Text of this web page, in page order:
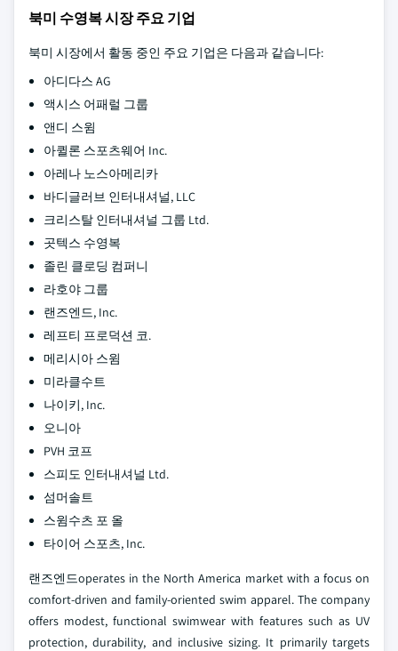
북미 수영복 시장 주요 기업
북미 시장에서 활동 중인 주요 기업은 다음과 같습니다:
아디다스 AG
액시스 어패럴 그룹
앤디 스윔
아퀼론 스포츠웨어 Inc.
아레나 노스아메리카
바디글러브 인터내셔널, LLC
크리스탈 인터내셔널 그룹 Ltd.
곳텍스 수영복
졸린 클로딩 컴퍼니
라호야 그룹
랜즈엔드, Inc.
레프티 프로덕션 코.
메리시아 스윔
미라클수트
나이키, Inc.
오니아
PVH 코프
스피도 인터내셔널 Ltd.
섬머솔트
스윔수츠 포 올
타이어 스포츠, Inc.
랜즈엔드operates in the North America market with a focus on
comfort-driven and family-oriented swim apparel. The company
offers modest, functional swimwear with features such as UV
protection, durability, and inclusive sizing. It primarily targets